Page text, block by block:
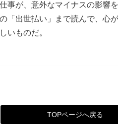
が、意外なマイナスの影響
「出世払い」まで読んで、心が
いものだ。
TOPページへ戻る